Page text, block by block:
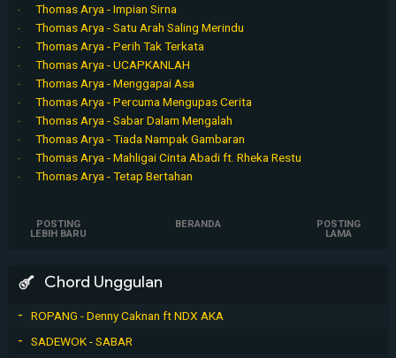
Thomas Arya - Impian Sirna
Thomas Arya - Satu Arah Saling Merindu
Thomas Arya - Perih Tak Terkata
Thomas Arya - UCAPKANLAH
Thomas Arya - Menggapai Asa
Thomas Arya - Percuma Mengupas Cerita
Thomas Arya - Sabar Dalam Mengalah
Thomas Arya - Tiada Nampak Gambaran
Thomas Arya - Mahligai Cinta Abadi ft. Rheka Restu
Thomas Arya - Tetap Bertahan
POSTING
LEBIH BARU
POSTING
LAMA
BERANDA
Chord Unggulan
ROPANG - Denny Caknan ft NDX AKA
SADEWOK - SABAR